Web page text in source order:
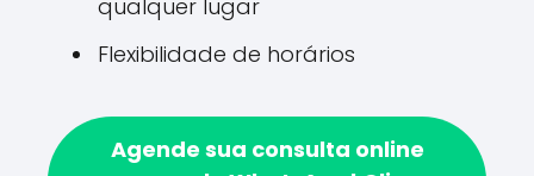
qualquer lugar
Flexibilidade de horários
Agende sua consulta online